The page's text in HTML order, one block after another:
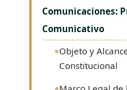
Comunicaciones:
Comunicativo
Objeto y
Constitucional